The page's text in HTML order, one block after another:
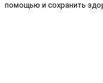
помощью и сохранить